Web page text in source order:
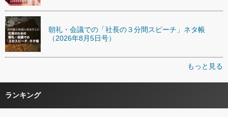
朝礼・会議での「社長の３分間スピーチ」ネタ帳
（2026年8月5日号）
もっと見る
ランキング